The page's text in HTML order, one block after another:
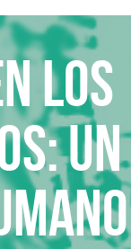
los
un